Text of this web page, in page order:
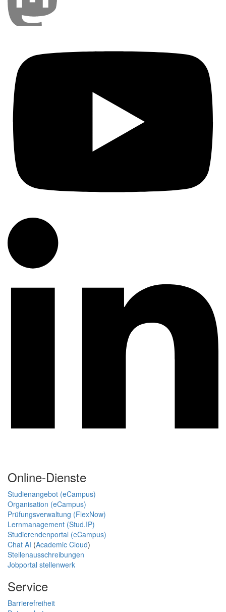
Online-Dienste
Studienangebot (eCampus)
Organisation (eCampus)
Prüfungsverwaltung (FlexNow)
Lernmanagement (Stud.IP)
Studierendenportal (eCampus)
Chat AI (Academic Cloud)
Stellenausschreibungen
Jobportal stellenwerk
Service
Barrierefreiheit